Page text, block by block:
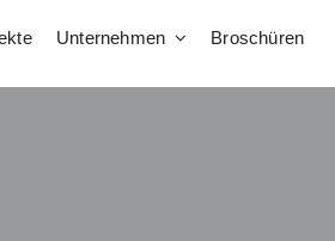
Unternehmen Broschüren